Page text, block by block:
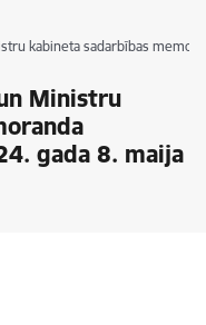
kabineta sadarbības
Ministru
gada 8. maija